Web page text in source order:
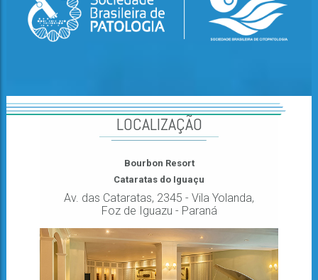
LOCALIZAÇÃO
Bourbon Resort
Cataratas do Iguaçu
Av. das Cataratas, 2345 - Vila Yolanda,
Foz de Iguazu - Paraná